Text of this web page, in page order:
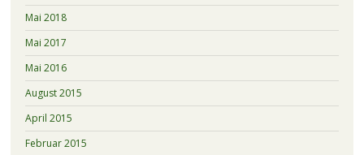
Mai 2018
Mai 2017
Mai 2016
August 2015
April 2015
Februar 2015